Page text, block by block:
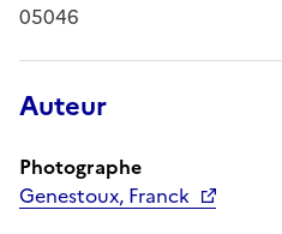
05046
Auteur
Photographe
Genestoux, Franck